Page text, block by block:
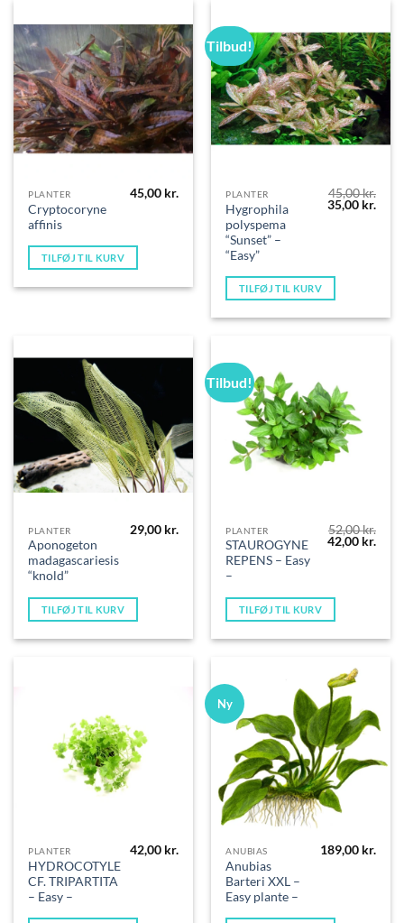
PLANTER
Cryptocoryne
affinis
45,00 kr.
TILFØJ TIL KURV
Tilbud!
PLANTER
Hygrophila
polyspema
“Sunset” –
“Easy”
45,00kr.
Den
oprindelige
35,00 kr.
TILFØJ TIL KURV
PLANTER
Aponogeton
madagascariesis
“knold”
29,00 kr.
TILFØJ TIL KURV
Tilbud!
PLANTER
STAUROGYNE
REPENS – Easy
–
52,00kr.
Den
oprindelige
42,00 kr.
TILFØJ TIL KURV
PLANTER
HYDROCOTYLE
CF. TRIPARTITA
– Easy –
42,00 kr.
Ny
ANUBIAS
Anubias
Barteri XXL –
Easy plante –
189,00 kr.